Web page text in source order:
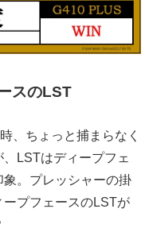
スのLST
、ちょっと捕まらなく
LSTはディープフェ
。プレッシャーの掛
プフェースのLSTが